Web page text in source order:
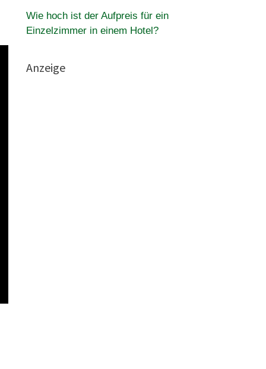
Wie hoch ist der Aufpreis für ein
Einzelzimmer in einem Hotel?
Anzeige